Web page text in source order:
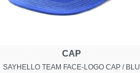
CAP
SAYHELLO TEAM FACE-LOGO CAP / BLU